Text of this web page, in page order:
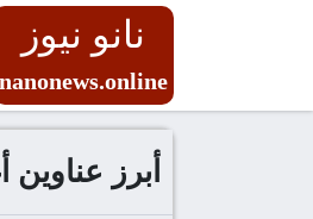
نانو نيوز
nanonews.online
أبرز